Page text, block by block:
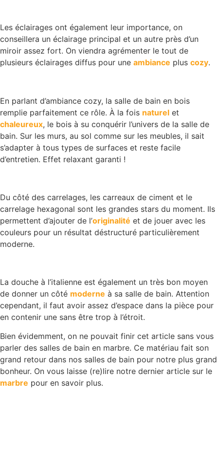
Les éclairages ont également leur importance, on
conseillera un éclairage principal et un autre près d’un
miroir assez fort. On viendra agrémenter le tout de
plusieurs éclairages diffus pour une ambiance plus cozy.
En parlant d’ambiance cozy, la salle de bain en bois
remplie parfaitement ce rôle. À la fois naturel et
chaleureux, le bois à su conquérir l’univers de la salle de
bain. Sur les murs, au sol comme sur les meubles, il sait
s’adapter à tous types de surfaces et reste facile
d’entretien. Effet relaxant garanti !
Du côté des carrelages, les carreaux de ciment et le
carrelage hexagonal sont les grandes stars du moment. Ils
permettent d’ajouter de l’originalité et de jouer avec les
couleurs pour un résultat déstructuré particulièrement
moderne.
La douche à l’italienne est également un très bon moyen
de donner un côté moderne à sa salle de bain. Attention
cependant, il faut avoir assez d’espace dans la pièce pour
en contenir une sans être trop à l’étroit.
Bien évidemment, on ne pouvait finir cet article sans vous
parler des salles de bain en marbre. Ce matériau fait son
grand retour dans nos salles de bain pour notre plus grand
bonheur. On vous laisse (re)lire notre dernier article sur le
marbre pour en savoir plus.